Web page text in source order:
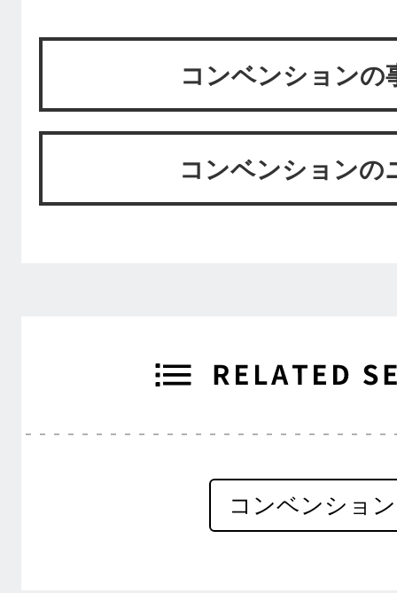
コンベンションの
コンベンションの
コンベンション